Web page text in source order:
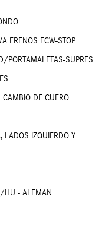
FRENOS FCW-STOP
PORTAMALETAS-SUPRES
DE CUERO
LADOS IZQUIERDO Y
HU - ALEMAN